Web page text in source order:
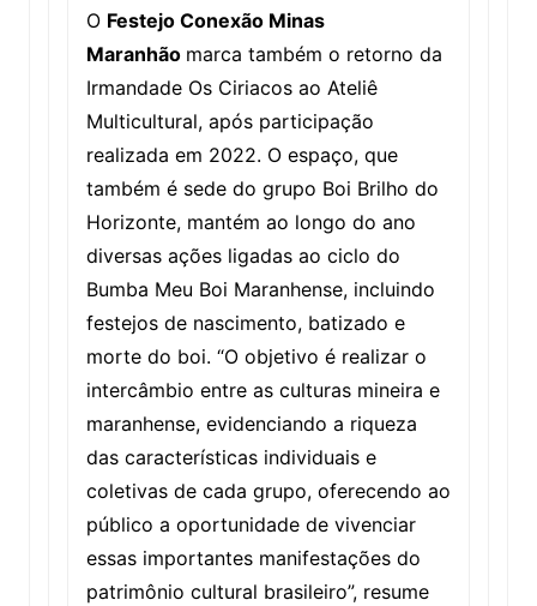
O Festejo Conexão Minas
Maranhão marca também o retorno da
Irmandade Os Ciriacos ao Ateliê
Multicultural, após participação
realizada em 2022. O espaço, que
também é sede do grupo Boi Brilho do
Horizonte, mantém ao longo do ano
diversas ações ligadas ao ciclo do
Bumba Meu Boi Maranhense, incluindo
festejos de nascimento, batizado e
morte do boi. “O objetivo é realizar o
intercâmbio entre as culturas mineira e
maranhense, evidenciando a riqueza
das características individuais e
coletivas de cada grupo, oferecendo ao
público a oportunidade de vivenciar
essas importantes manifestações do
patrimônio cultural brasileiro”, resume